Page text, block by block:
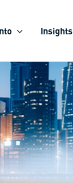
Insights